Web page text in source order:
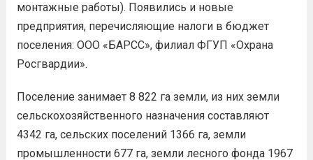
монтажные работы). Появились и новые
предприятия, перечисляющие налоги в бюджет
поселения: ООО «БАРСС», филиал ФГУП «Охрана
Росгвардии».
Поселение занимает 8 822 га земли, из них земли
сельскохозяйственного назначения составляют
4342 га, сельских поселений 1366 га, земли
промышленности 677 га, земли лесного фонда 1967